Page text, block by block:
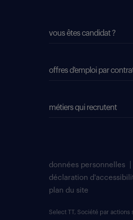
vous êtes candidat ?
offres d'emploi par
métiers qui recrutent
données personnelles
déclaration
plan du site
Select TT, Société par